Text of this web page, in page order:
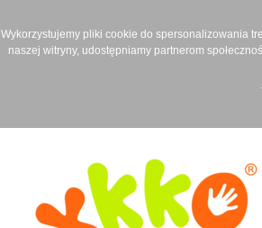
Wykorzystujemy pliki cookie do spersonalizowania
naszej witryny, udostępniamy partnerom